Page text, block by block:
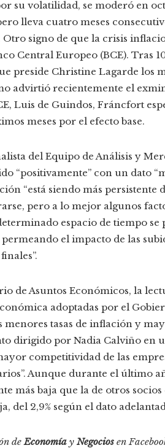
su volatilidad, se moderó en
lleva cuatro meses
Otro signo de que la crisis
Central Europeo (BCE). Tras
preside Christine Lagarde los
advirtió recientemente el
Luis de Guindos, Fráncfort
meses por el efecto base.
del Equipo de Análisis y
“positivamente” con un dato
“está siendo más persistente
pero a lo mejor algunos
espacio de tiempo se
el impacto de las
de Asuntos Económicos, la
adoptadas por el
menores tasas de inflación y
dirigido por Nadia Calviño en
competitividad de las
Aunque durante el último
más baja que la de otros
del 2,9% según el dato
deEconomía y Negocios en